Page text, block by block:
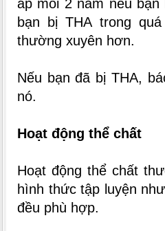
áp mỗi 2 năm nếu
bạn bị THA trong
thường xuyên hơn.
Nếu bạn đã bị THA,
nó.
Hoạt động thể chất
Hoạt động thể chất
hình thức tập luyện
đều phù hợp.